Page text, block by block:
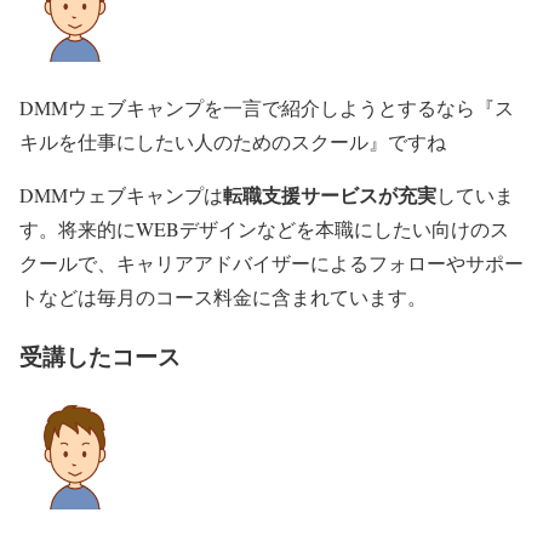
DMMウェブキャンプを一言で紹介しようとするなら『ス
キルを仕事にしたい人のためのスクール』ですね
DMMウェブキャンプは転職支援サービスが充実していま
す。将来的にWEBデザインなどを本職にしたい向けのス
クールで、キャリアアドバイザーによるフォローやサポー
トなどは毎月のコース料金に含まれています。
受講したコース